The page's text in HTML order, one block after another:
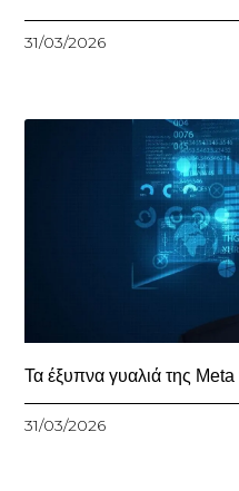
31/03/2026
Τα έξυπνα γυαλιά της
31/03/2026